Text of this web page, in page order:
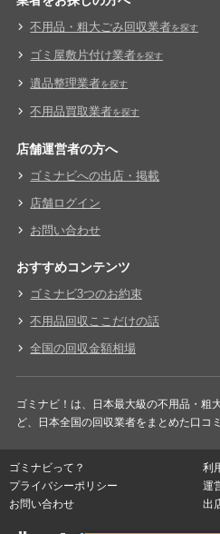
不用品・粗大ごみ回収業者を探す
ゴミ屋敷片付け業者を探す
遺品整理業者を探す
不用品買取業者を探す
店舗運営者の方へ
ゴミナビへの出店・掲載
店舗ログイン
お問い合わせ
おすすめコンテンツ
ゴミナビ3つのお約束
不用品回収ここだけの話
全国の回収金額相場
ゴミナビ！は、日本最大級の不用品・粗
ど、日本全国の回収業者をまとめた口コ
ゴミナビって？
利
プライバシーポリシー
運
お問い合わせ
出